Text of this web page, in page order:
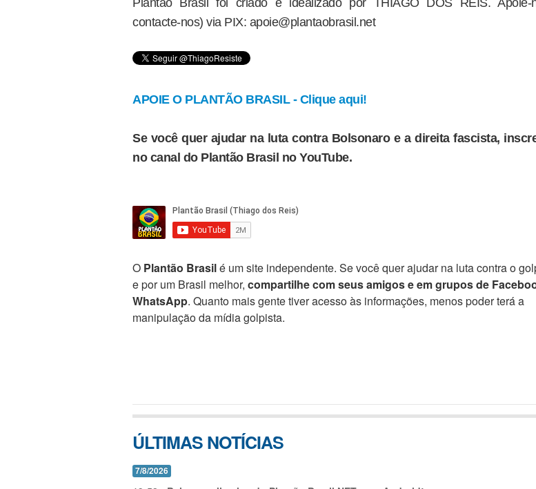
contacte-nos) via PIX: apoie@plantaobrasil.net
APOIE O PLANTÃO BRASIL - Clique aqui!
Se você quer ajudar na luta contra Bolsonaro e a direita fascista,
no canal do Plantão Brasil no YouTube.
O Plantão Brasilé um site independente. Se você quer ajudar na luta contra o
e por um Brasil melhor, compartilhe com seus amigos e em grupos de
WhatsApp. Quanto mais gente tiver acesso às informações, menos poder terá a
manipulação da mídia golpista.
ÚLTIMAS NOTÍCIAS
7/8/2026